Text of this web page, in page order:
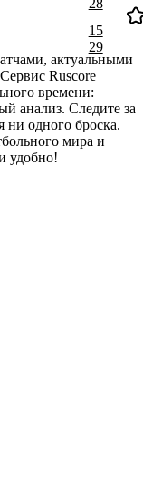
28
15
29
актуальными
Ruscore
времени:
анализ. Следите за
одного броска.
мира и
удобно!